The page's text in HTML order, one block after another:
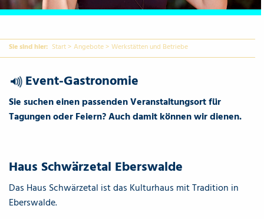
Sie sind hier: Start> Angebote> Werkstätten und Betriebe
{Play}Event-Gastronomie
Sie suchen einen passenden Veranstaltungsort für
Tagungen oder Feiern? Auch damit können wir dienen.
Haus Schwärzetal Eberswalde
Das Haus Schwärzetal ist das Kulturhaus mit Tradition in
Eberswalde.